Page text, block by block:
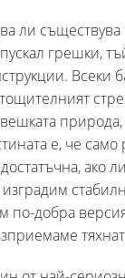
ли
грешки,
Всеки
е, че само
ако
по-добра